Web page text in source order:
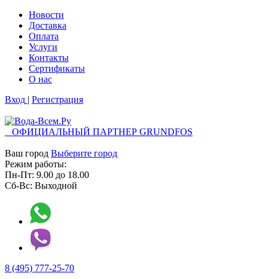
Новости
Доставка
Оплата
Услуги
Контакты
Cертификаты
О нас
Вход | Регистрация
ОФИЦИАЛЬНЫЙ ПАРТНЕР GRUNDFOS
Ваш город Выберите город
Режим работы:
Пн-Пт: 9.00 до 18.00
Сб-Вс: Выходной
8 (495) 777-25-70